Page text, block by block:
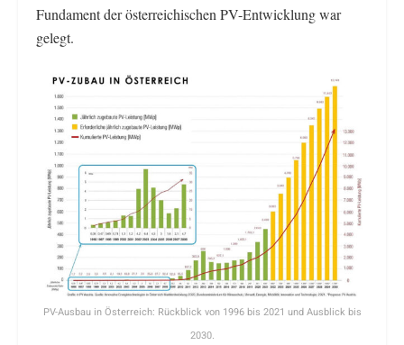
Fundament der österreichischen PV-Entwicklung war
gelegt.
PV-Ausbau in Österreich: Rückblick von 1996 bis 2021 und Ausblick bis
2030.